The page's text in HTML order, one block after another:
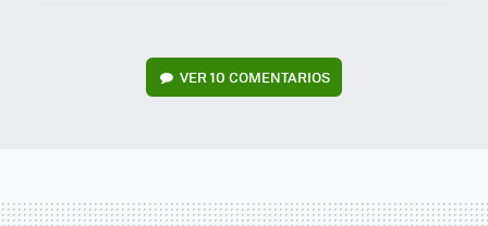
VER10 COMENTARIOS